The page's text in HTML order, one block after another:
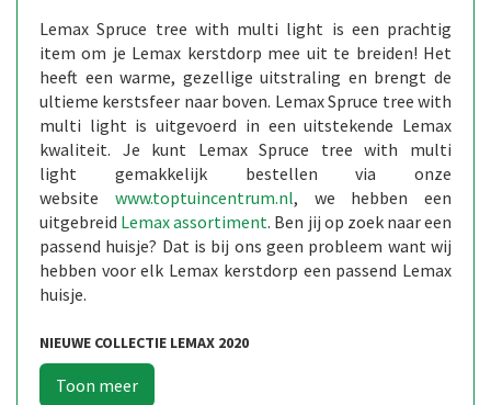
Lemax Spruce tree with multi light is een prachtig
item om je Lemax kerstdorp mee uit te breiden! Het
heeft een warme, gezellige uitstraling en brengt de
ultieme kerstsfeer naar boven. Lemax Spruce tree with
multi light is uitgevoerd in een uitstekende Lemax
kwaliteit. Je kunt Lemax Spruce tree with multi
light gemakkelijk bestellen via onze
website www.toptuincentrum.nl, we hebben een
uitgebreid Lemax assortiment. Ben jij op zoek naar een
passend huisje? Dat is bij ons geen probleem want wij
hebben voor elk Lemax kerstdorp een passend Lemax
huisje.
NIEUWE COLLECTIE LEMAX 2020